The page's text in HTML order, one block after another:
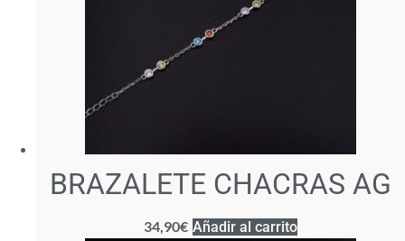
BRAZALETE CHACRAS AG
34,90€ Añadir al carrito